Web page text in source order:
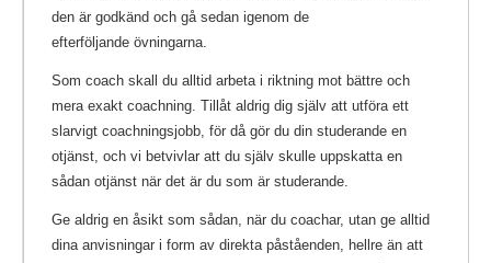
den är godkänd och gå sedan igenom de
efterföljande övningarna.
Som coach skall du alltid arbeta i riktning mot bättre och
mera exakt coachning. Tillåt aldrig dig själv att utföra ett
slarvigt coachningsjobb, för då gör du din studerande en
otjänst, och vi betvivlar att du själv skulle uppskatta en
sådan otjänst när det är du som är studerande.
Ge aldrig en åsikt som sådan, när du coachar, utan ge alltid
dina anvisningar i form av direkta påståenden, hellre än att